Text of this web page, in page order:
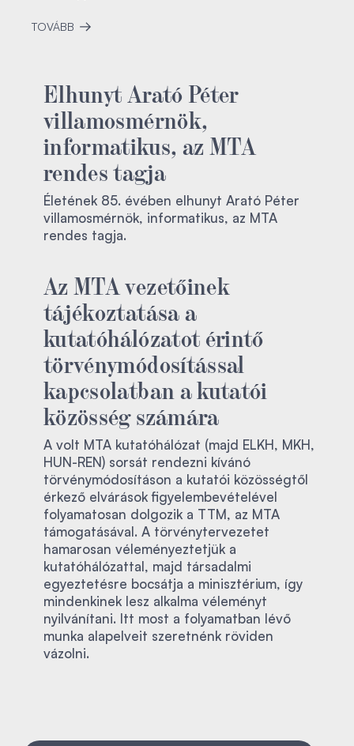
TOVÁBB
Elhunyt Arató Péter
villamosmérnök,
informatikus, az MTA
rendes tagja
Életének 85. évében elhunyt Arató Péter
villamosmérnök, informatikus, az MTA
rendes tagja.
Az MTA vezetőinek
tájékoztatása a
kutatóhálózatot érintő
törvénymódosítással
kapcsolatban a kutatói
közösség számára
A volt MTA kutatóhálózat (majd ELKH, MKH,
HUN-REN) sorsát rendezni kívánó
törvénymódosításon a kutatói közösségtől
érkező elvárások figyelembevételével
folyamatosan dolgozik a TTM, az MTA
támogatásával. A törvénytervezetet
hamarosan véleményeztetjük a
kutatóhálózattal, majd társadalmi
egyeztetésre bocsátja a minisztérium, így
mindenkinek lesz alkalma véleményt
nyilvánítani. Itt most a folyamatban lévő
munka alapelveit szeretnénk röviden
vázolni.